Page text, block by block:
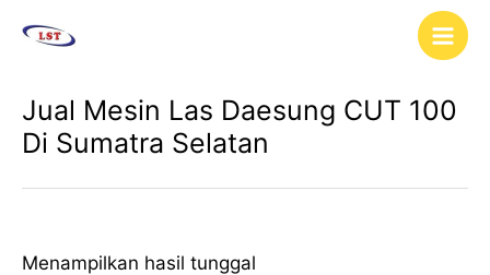
Main
Jual Mesin Las Daesung CUT 100
Di Sumatra Selatan
Menampilkan hasil tunggal